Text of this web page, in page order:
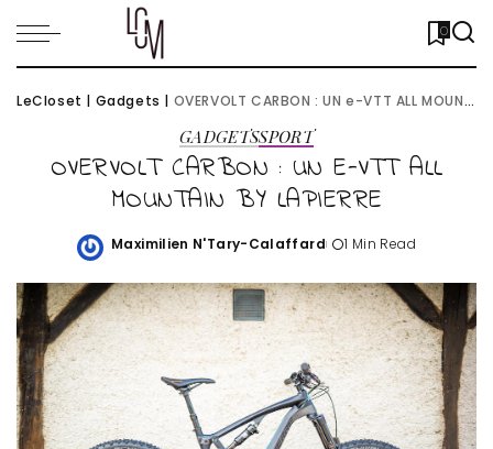
0
LeCloset | Gadgets | OVERVOLT CARBON : UN e-VTT ALL MOUNTAIN BY LAPIERRE
GADGETSSPORT
OVERVOLT CARBON : UN E-VTT ALL
MOUNTAIN BY LAPIERRE
Posted
Maximilien N'Tary-Calaffard 1 Min Read